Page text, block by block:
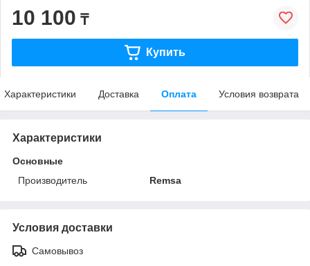
10 100 ₸
Купить
Характеристики Доставка Оплата Условия возврата
Характеристики
Основные
Производитель
Remsa
Условия доставки
Самовывоз